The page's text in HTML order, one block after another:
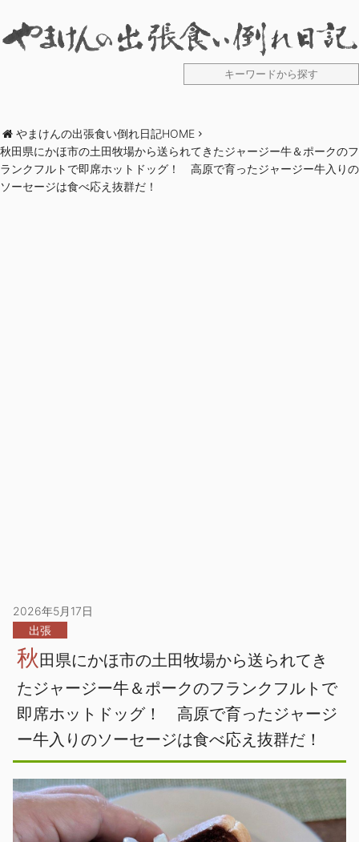
やまけんの出張食い倒れ日記HOME
秋田県にかほ市の土田牧場から送られてきたジャージー牛＆ポークのフ
ランクフルトで即席ホットドッグ！ 高原で育ったジャージー牛入りの
ソーセージは食べ応え抜群だ！
2026年5月17日
出張
秋田県にかほ市の土田牧場から送られてき
たジャージー牛＆ポークのフランクフルトで
即席ホットドッグ！ 高原で育ったジャージ
ー牛入りのソーセージは食べ応え抜群だ！